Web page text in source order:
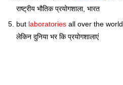
राष्ट्रीय भौतिक प्रयोगशाला, भारत
but laboratories all over the world
लेकिन दुनिया भर कि प्रयोगशालाएं